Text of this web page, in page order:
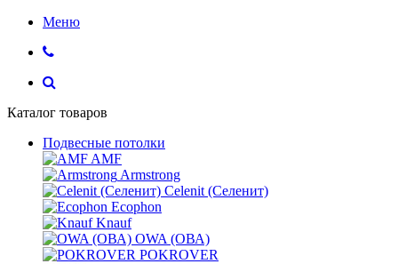
Меню
Каталог товаров
Подвесные потолки
AMF
Armstrong
Celenit (Селенит)
Ecophon
Knauf
OWA (ОВА)
POKROVER